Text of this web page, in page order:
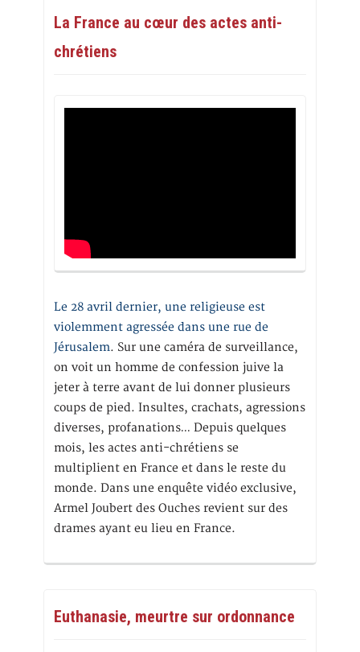
La France au cœur des actes anti-
chrétiens
Le 28 avril dernier, une religieuse est
violemment agressée dans une rue de
Jérusalem. Sur une caméra de surveillance,
on voit un homme de confession juive la
jeter à terre avant de lui donner plusieurs
coups de pied. Insultes, crachats, agressions
diverses, profanations… Depuis quelques
mois, les actes anti-chrétiens se
multiplient en France et dans le reste du
monde. Dans une enquête vidéo exclusive,
Armel Joubert des Ouches revient sur des
drames ayant eu lieu en France.
Euthanasie, meurtre sur ordonnance